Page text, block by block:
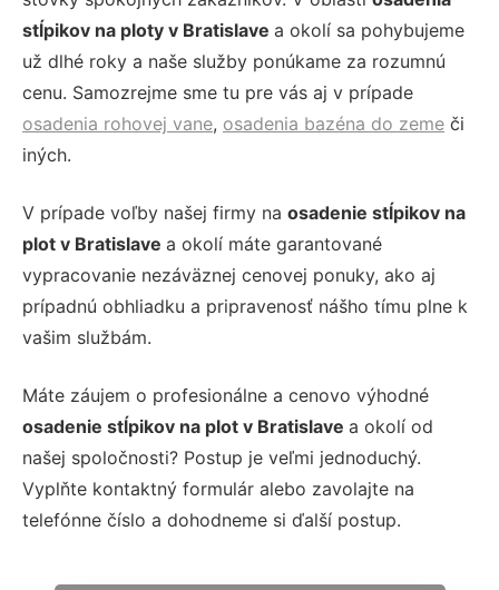
stĺpikov na ploty v Bratislave a okolí sa pohybujeme
už dlhé roky a naše služby ponúkame za rozumnú
cenu. Samozrejme sme tu pre vás aj v prípade
osadenia rohovej vane, osadenia bazéna do zeme či
iných.
V prípade voľby našej firmy na osadenie stĺpikov na
plot v Bratislave a okolí máte garantované
vypracovanie nezáväznej cenovej ponuky, ako aj
prípadnú obhliadku a pripravenosť nášho tímu plne k
vašim službám.
Máte záujem o profesionálne a cenovo výhodné
osadenie stĺpikov na plot v Bratislave a okolí od
našej spoločnosti? Postup je veľmi jednoduchý.
Vyplňte kontaktný formulár alebo zavolajte na
telefónne číslo a dohodneme si ďalší postup.